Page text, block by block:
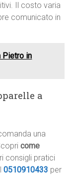
Il costo varia
comunicato in
Pietro in
a
una
come
consigli pratici
0510910433 per